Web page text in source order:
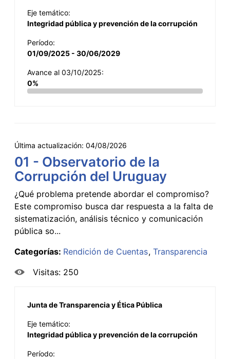
Eje temático:
Integridad pública y prevención de la corrupción
Período:
01/09/2025 - 30/06/2029
Avance al 03/10/2025:
0%
Última actualización: 04/08/2026
01 - Observatorio de la
Corrupción del Uruguay
¿Qué problema pretende abordar el compromiso?
Este compromiso busca dar respuesta a la falta de
sistematización, análisis técnico y comunicación
pública so...
Categorías: Rendición de Cuentas Transparencia
Visitas: 250
Junta de Transparencia y Ética Pública
Eje temático:
Integridad pública y prevención de la corrupción
Período: